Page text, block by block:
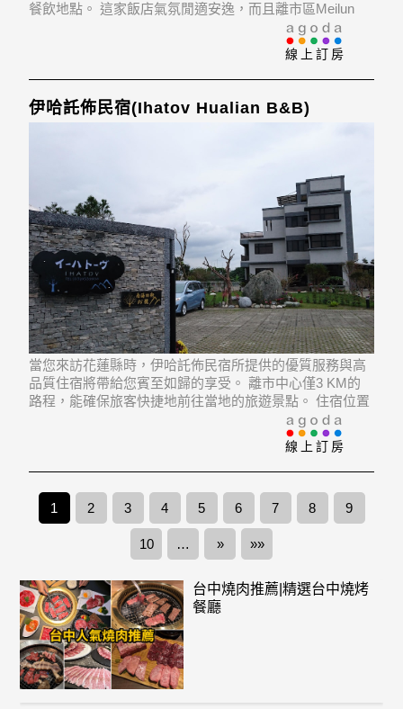
餐飲地點。 這家飯店氣氛閒適安逸，而且離市區Meilun
Riverside Japanese-Style House, 花蓮文化創意產業園區,
線上訂房
伊哈託佈民宿(Ihatov Hualian B&B)
當您來訪花蓮縣時，伊哈託佈民宿所提供的優質服務與高
品質住宿將帶給您賓至如歸的享受。 離市中心僅3 KM的
路程，能確保旅客快捷地前往當地的旅遊景點。 住宿位置
優越讓旅客前往市區內的熱門景點變得方便快捷。
線上訂房
1 2 3 4 5 6 7 8 9
10 … » »»
台中燒肉推薦|精選台中燒烤
餐廳